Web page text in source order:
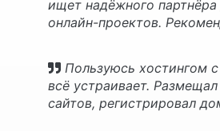
ищет надёжного
онлайн-проектов.
Пользуюсь хостингом
всё устраивает.
сайтов, регистрировал